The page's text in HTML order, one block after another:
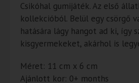
Csikóhal gumijáték. Az első
kollekcióból. Belül egy csörgő
hatására lágy hangot ad ki, így
kisgyermekeket, akárhol is
Méret: 11 cm x 6 cm
Ajánlott kor: 0+ months